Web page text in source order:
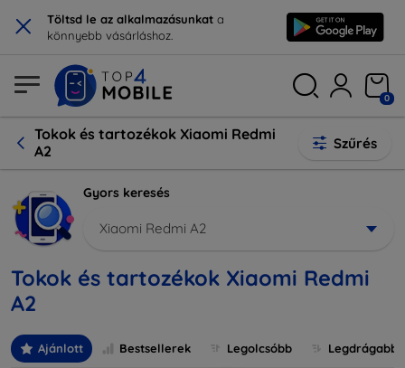
× Töltsd le az alkalmazásunkat a
könnyebb vásárláshoz.
0
Tokok és tartozékok Xiaomi Redmi
A2
Szűrés
Gyors keresés
Xiaomi Redmi A2
Tokok és tartozékok Xiaomi Redmi
A2
Ajánlott Bestsellerek Legolcsóbb Legdrágabb